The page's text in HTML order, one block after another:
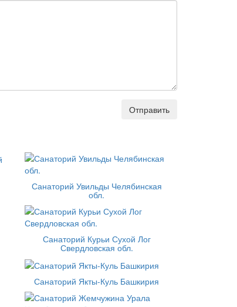
Отправить
Санаторий Увильды Челябинская
обл.
Санаторий Курьи Сухой Лог
Свердловская обл.
Санаторий Якты-Куль Башкирия